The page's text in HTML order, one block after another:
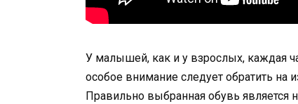
У малышей, как и у взрослых, каждая
особое внимание следует обратить
Правильно выбранная обувь